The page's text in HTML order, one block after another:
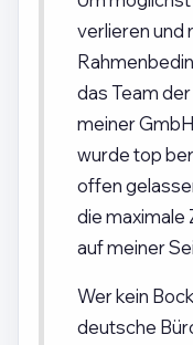
verlieren und
das Team
meiner
wurde top
offen
die maximale
auf meiner
Wer kein
deutsche